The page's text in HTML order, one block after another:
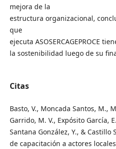
mejora de la
estructura organizacional,
que
ejecuta ASOSERCAGEPROCE
la sostenibilidad luego de su
Citas
Basto, V., Moncada Santos, M.,
Garrido, M. V., Expósito García,
Santana González, Y., & Castillo
de capacitación a actores